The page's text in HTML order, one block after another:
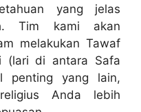
yang jelas
Tim kami akan
melakukan Tawaf
(lari di antara Safa
penting yang lain,
Anda lebih